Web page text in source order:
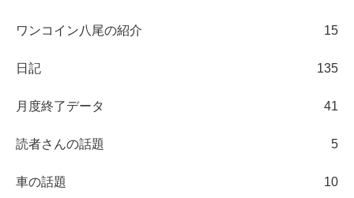
ワンコイン八尾の紹介 15
日記 135
月度終了データ 41
読者さんの話題 5
車の話題 10